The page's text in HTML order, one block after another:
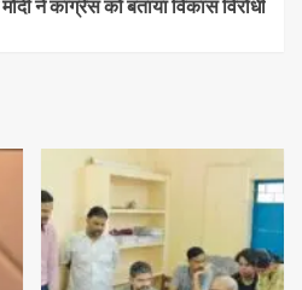
ने कांग्रेस को बताया विकास विरोधी